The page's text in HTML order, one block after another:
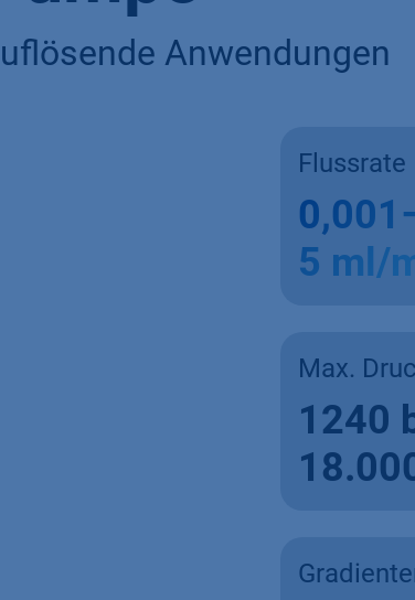
Anwendungen
Max.
1240
Flussrate
5 ml/